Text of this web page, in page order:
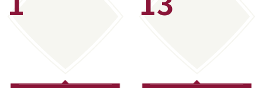
シュート精度と長身を生かしたヘディング技術に優れ、どんな状況でもゴール